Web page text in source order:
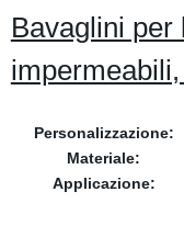
Bavaglini per
Personalizzazione:
Materiale:
Applicazione: